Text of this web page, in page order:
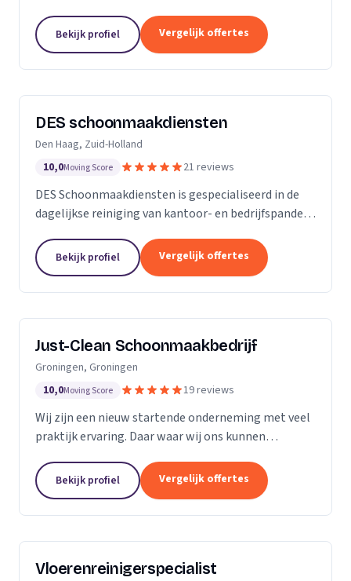
Beleef het weer als nieuw! Het bedrijf voor uw...
Bekijk profiel Vergelijk offertes
DES schoonmaakdiensten
Den Haag, Zuid-Holland
10,0Moving Score 21 reviews
DES Schoonmaakdiensten is gespecialiseerd in de
dagelijkse reiniging van kantoor- en bedrijfspanden
ervaring in de glas- en gevelreiniging. Maar met...
Bekijk profiel Vergelijk offertes
Just-Clean Schoonmaakbedrijf
Groningen, Groningen
10,0Moving Score 19 reviews
Wij zijn een nieuw startende onderneming met veel
praktijk ervaring. Daar waar wij ons kunnen
schijven. Direct antwoord en flexibele
inzetbaarheid....
Bekijk profiel Vergelijk offertes
Vloerenreinigerspecialist